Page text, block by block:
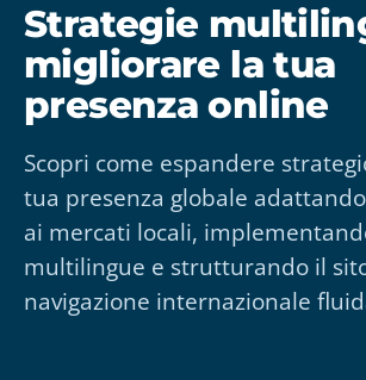
Strategie
migliorare la tua
presenza online
Scopri come espandere
tua presenza globale
ai mercati locali,
multilingue e strutturando il
navigazione internazionale